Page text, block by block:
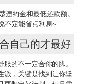
违约金和最低还款额。
不定能省点利息~
自己的才最好
的不一定合你的脚。
派，关键是找到让你坚